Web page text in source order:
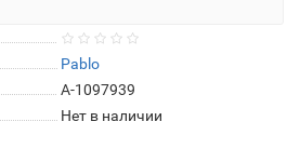
Pablo
A-1097939
Нет в наличии